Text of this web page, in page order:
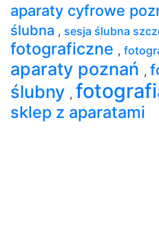
aparaty cyfrowe
ślubna , sesja ślubna
fotograficzne ,
aparaty poznań ,
ślubny ,
sklep z aparatami